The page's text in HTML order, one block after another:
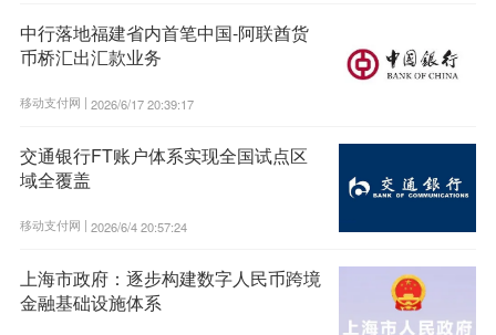
中行落地福建省内首笔中国-阿联酋货
币桥汇出汇款业务
移动支付网 | 2026/6/17 20:39:17
交通银行FT账户体系实现全国试点区
域全覆盖
移动支付网 | 2026/6/4 20:57:24
上海市政府：逐步构建数字人民币跨境
金融基础设施体系